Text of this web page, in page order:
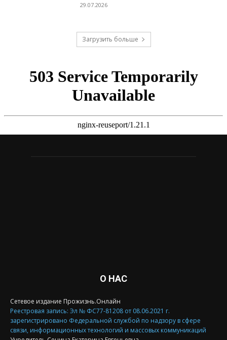
29.07.2026
Загрузить больше
О НАС
Сетевое издание Прожизнь.Онлайн
Реестровая запись: Эл № ФС77-81208 от 08.06.2021 г.
зарегистрировано Федеральной службой по надзору в сфере
связи, информационных технологий и массовых коммуникаций